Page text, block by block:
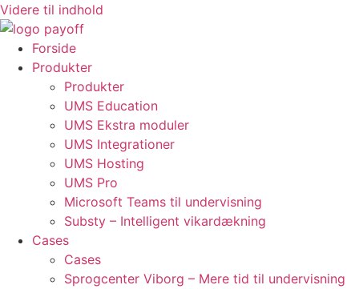
Videre til indhold
Forside
Produkter
Produkter
UMS Education
UMS Ekstra moduler
UMS Integrationer
UMS Hosting
UMS Pro
Microsoft Teams til undervisning
Substy – Intelligent vikardækning
Cases
Cases
Sprogcenter Viborg – Mere tid til undervisning